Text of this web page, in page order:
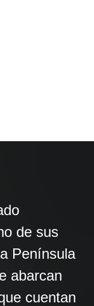
de sus
Península
abarcan
cuentan